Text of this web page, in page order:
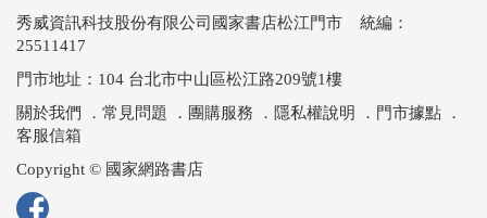
秀威資訊科技股份有限公司國家書店松江門市 統編：
25511417
門市地址：104 台北市中山區松江路209號1樓
關於我們
． 常見問題 ． 團購服務 ． 隱私權說明 ． 門市據點 ．
客服信箱
Copyright © 國家網路書店